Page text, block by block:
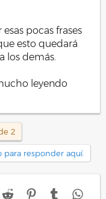
pocas frases
esto quedará
los demás.
leyendo
2
para responder aquí.
Reddit PinterestTumblr